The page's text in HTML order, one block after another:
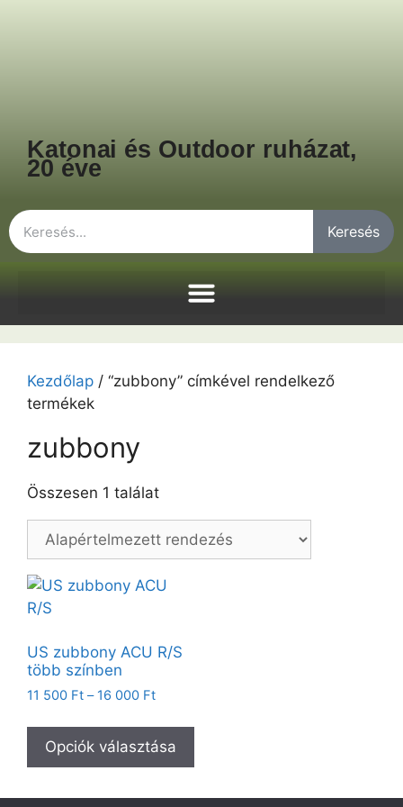
Katonai és Outdoor ruházat,
20 éve
Keresés
Kezdőlap / “zubbony” címkével rendelkező
termékek
zubbony
Összesen 1 találat
US zubbony ACU R/S
több színben
11 500 Ft – 16 000 Ft
Opciók választása